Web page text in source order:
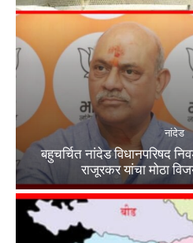
नांदेड
बहुचर्चित नांदेड विधानपरिषद
राजूरकर यांचा मोठा